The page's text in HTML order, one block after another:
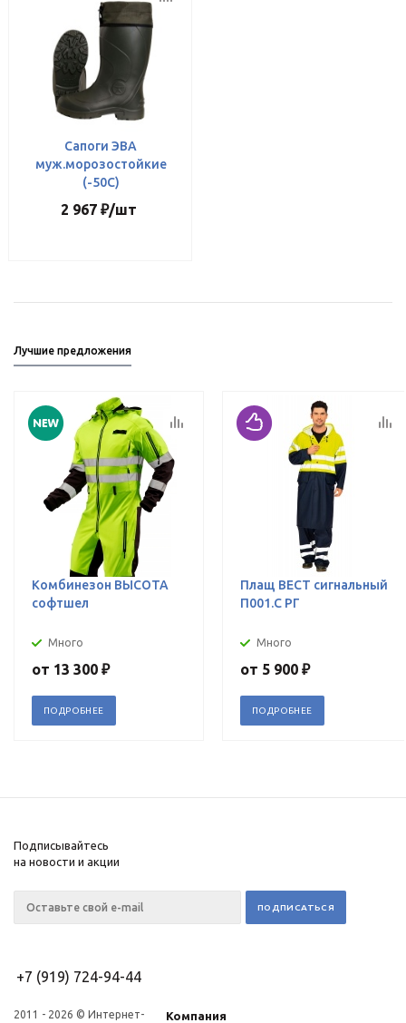
Сапоги ЭВА
муж.морозостойкие
(-50С)
2 967 ₽/шт
Лучшие предложения
Комбинезон ВЫСОТА
софтшел
Много
от 13 300 ₽
ПОДРОБНЕЕ
Плащ ВЕСТ сигнальный
П001.С РГ
Много
от 5 900 ₽
ПОДРОБНЕЕ
Подписывайтесь
на новости и акции
+7 (919) 724-94-44
2011 - 2026 © Интернет- Компания